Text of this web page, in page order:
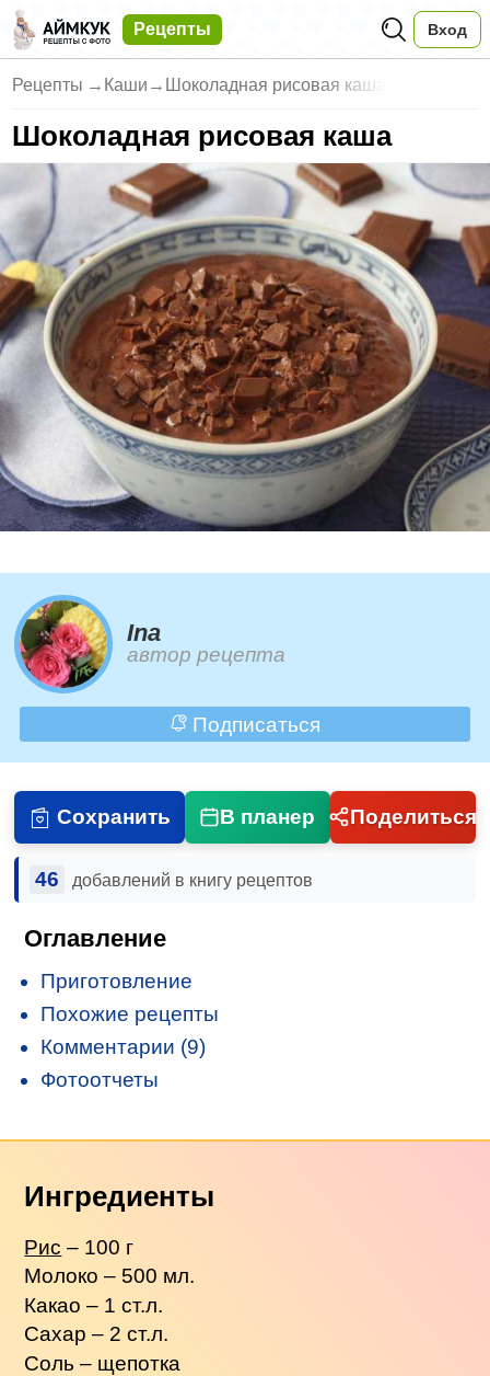
Рецепты Вход
Рецепты → Каши → Шоколадная рисовая каша
Шоколадная рисовая каша
Ina
автор рецепта
Подписаться
Сохранить В планер Поделиться
46 добавлений в книгу рецептов
Оглавление
Приготовление
Похожие рецепты
Комментарии (9)
Фотоотчеты
Ингредиенты
Рис – 100 г
Молоко – 500 мл.
Какао – 1 ст.л.
Сахар – 2 ст.л.
Соль – щепотка